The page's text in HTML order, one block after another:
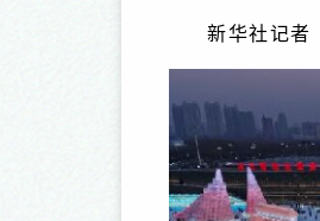
新华社记者